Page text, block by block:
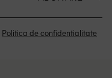
Politica de confidentialitate